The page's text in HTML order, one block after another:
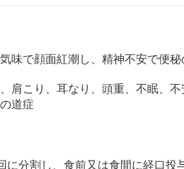
味で顔面紅潮し、精神不安で便
肩こり、耳なり、頭重、不眠、
道症
に分割し、食前又は食間に経口投